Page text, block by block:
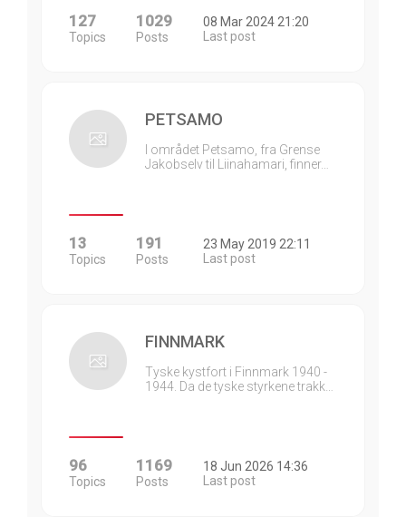
127
Topics
1029
Posts
08 Mar 2024 21:20
Last post
PETSAMO
I området Petsamo, fra Grense
Jakobselv til Liinahamari, finner…
13
Topics
191
Posts
23 May 2019 22:11
Last post
FINNMARK
Tyske kystfort i Finnmark 1940 -
1944. Da de tyske styrkene trakk…
96
Topics
1169
Posts
18 Jun 2026 14:36
Last post